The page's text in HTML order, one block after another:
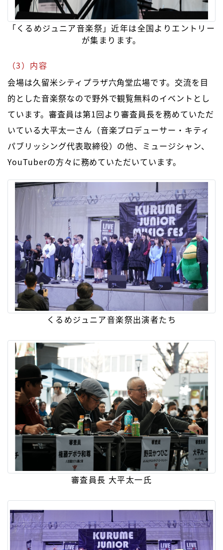
「くるめジュニア音楽祭」近年は全国よりエントリー
が集まります。
（3）内容
会場は久留米シティプラザ六角堂広場です。交流を目
的とした音楽祭なので野外で観覧無料のイベントとし
ています。審査員は第1回より審査員長を務めていただ
いている大平太一さん（音楽プロデューサー・キティ
パブリッシング代表取締役）の他、ミュージシャン、
YouTuberの方々に務めていただいています。
くるめジュニア音楽祭出演者たち
審査員長 大平太一氏